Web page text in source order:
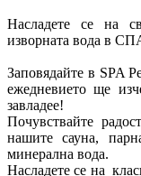
Насладете се на
изворната вода в
Заповядайте в SPA
ежедневието ще
завладее!
Почувствайте
нашите сауна,
минерална вода.
Насладете се на